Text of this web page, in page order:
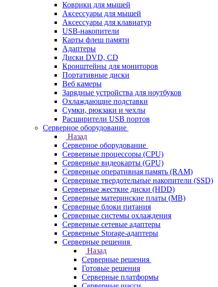
Коврики для мышей
Аксессуары для мышей
Аксессуары для клавиатур
USB-накопители
Карты флеш памяти
Адаптеры
Диски DVD, CD
Кронштейны для мониторов
Портативные диски
Веб камеры
Зарядные устройства для ноутбуков
Охлаждающие подставки
Сумки, рюкзаки и чехлы
Расширители USB портов
Серверное оборудование
Назад
Серверное оборудование
Серверные процессоры (CPU)
Серверные видеокарты (GPU)
Серверные оперативная память (RAM)
Серверные твердотельные накопители (SSD)
Серверные жесткие диски (HDD)
Серверные материнские платы (MB)
Серверные блоки питания
Серверные системы охлаждения
Серверные сетевые адаптеры
Серверные Storage-адаптеры
Серверные решения
Назад
Серверные решения
Готовые решения
Серверные платформы